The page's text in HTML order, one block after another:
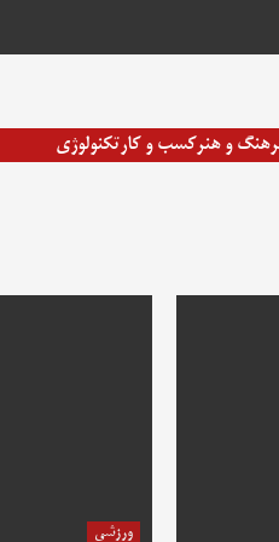
و هنرکسب و کارتکنولوژی
ورزشی